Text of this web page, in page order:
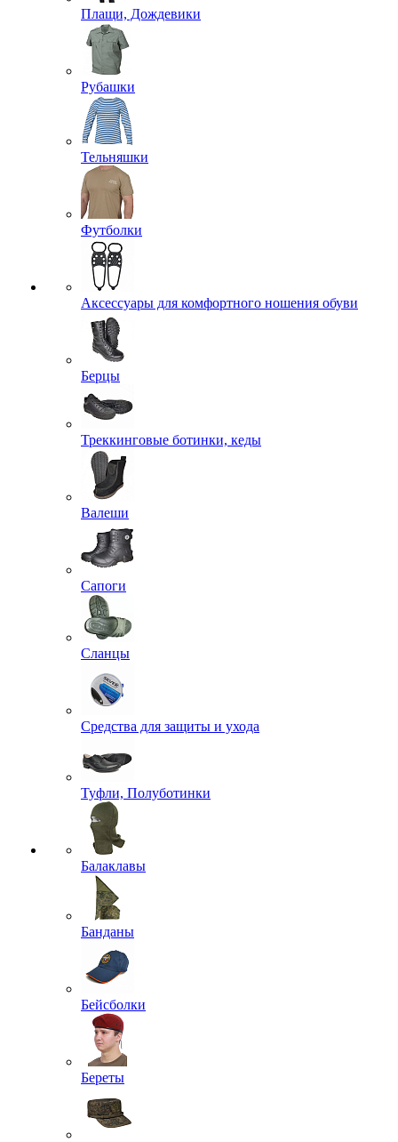
Плащи, Дождевики
Рубашки
Тельняшки
Футболки
Аксессуары для комфортного ношения обуви
Берцы
Треккинговые ботинки, кеды
Валеши
Сапоги
Сланцы
Средства для защиты и ухода
Туфли, Полуботинки
Балаклавы
Банданы
Бейсболки
Береты